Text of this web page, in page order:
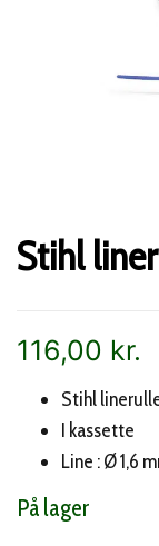
Stihl
116,00 kr.
Stihl
I kassette
Line : Ø 1,6
På lager